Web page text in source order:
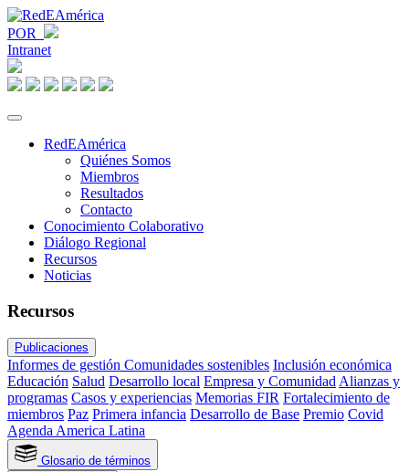
POR
Intranet
RedEAmérica
Quiénes Somos
Miembros
Resultados
Contacto
Conocimiento Colaborativo
Diálogo Regional
Recursos
Noticias
Recursos
Publicaciones
Informes de gestión Comunidades sostenibles Inclusión económica
Educación Salud Desarrollo local Empresa y ComunidadAlianzas y
programas Casos y experiencias Memorias FIR Fortalecimiento de
miembros Paz Primera infancia Desarrollo de Base Premio Covid
Agenda America Latina
Glosario de términos